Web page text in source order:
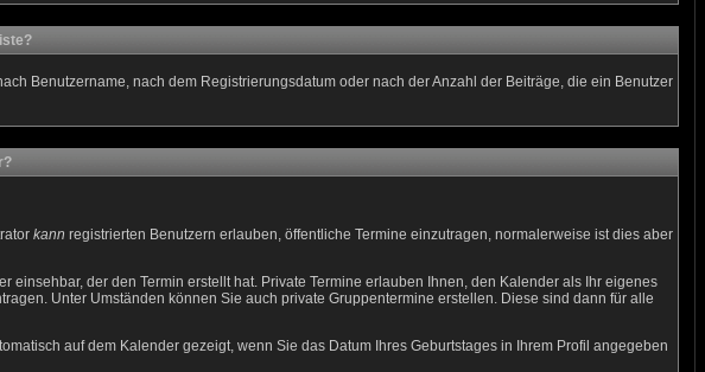
Benutzername, nach dem Registrierungsdatum oder nach der Anzahl der Beiträge, die ein Benutzer
kann registrierten Benutzern erlauben, öffentliche Termine einzutragen, normalerweise ist dies aber
der den Termin erstellt hat. Private Termine erlauben Ihnen, den Kalender als Ihr eigenes
Unter Umständen können Sie auch private Gruppentermine erstellen. Diese sind dann für alle
auf dem Kalender gezeigt, wenn Sie das Datum Ihres Geburtstages in Ihrem Profil angegeben